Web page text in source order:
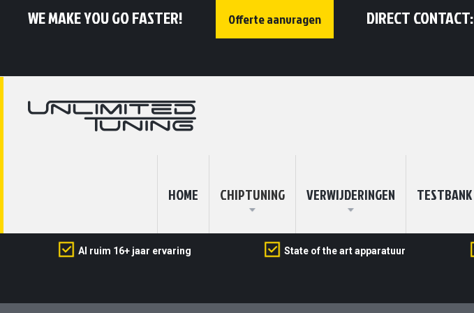
WE MAKE YOU GO FASTER! Offerte aanvragen DIRECT CONTACT:
HOME CHIPTUNING VERWIJDERINGEN TESTBANK
Al ruim 16+ jaar ervaring State of the art apparatuur